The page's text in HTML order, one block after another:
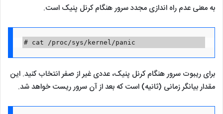
به معنی عدم راه اندازی مجدد سرور هنگام کرنل پنیک است.
# cat /proc/sys/kernel/panic
برای ریبوت سرور هنگام کرنل پنیک، عددی غیر از صفر انتخاب کنید. این
مقدار بیانگر زمانی (ثانیه) است که بعد از آن سرور ریست خواهد شد.